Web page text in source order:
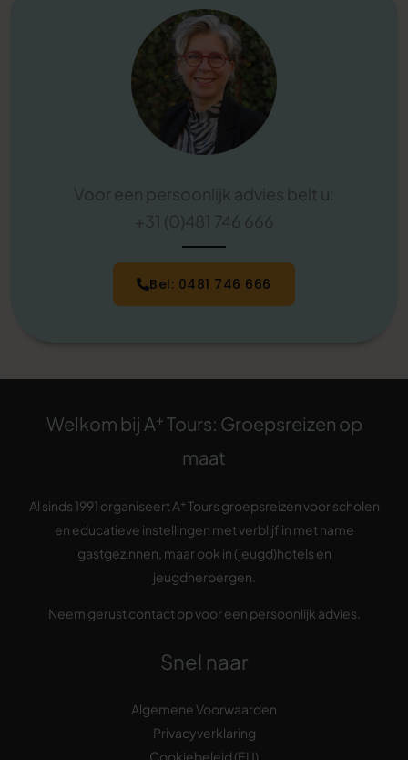
Voor een persoonlijk advies belt u:
+31 (0)481 746 666
Bel: 0481 746 666
Welkom bij A+ Tours: Groepsreizen op
maat
Al sinds 1991 organiseert A+Tours groepsreizen voor scholen
en educatieve instellingen met verblijf in met name
gastgezinnen, maar ook in (jeugd)hotels en
jeugdherbergen.
Neem gerust contact op voor een persoonlijk advies.
Snel naar
Algemene Voorwaarden
Privacyverklaring
Cookiebeleid (EU)